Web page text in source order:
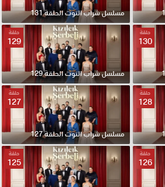
مسلسل شراب التوت الحلقة 131
حلقة
130
حلقة
129
مسلسل شراب التوت الحلقة 129
حلقة
128
حلقة
127
مسلسل شراب التوت الحلقة 127
حلقة
126
حلقة
125